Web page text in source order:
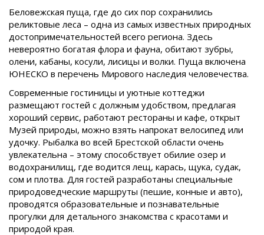
Беловежская пуща, где до сих пор сохранились
реликтовые леса – одна из самых известных природных
достопримечательностей всего региона. Здесь
невероятно богатая флора и фауна, обитают зубры,
олени, кабаны, косули, лисицы и волки. Пуща включена
ЮНЕСКО в перечень Мирового наследия человечества.
Современные гостиницы и уютные коттеджи
размещают гостей с должным удобством, предлагая
хороший сервис, работают рестораны и кафе, открыт
Музей природы, можно взять напрокат велосипед или
удочку. Рыбалка во всей Брестской области очень
увлекательна – этому способствует обилие озер и
водохранилищ, где водится лещ, карась, щука, судак,
сом и плотва. Для гостей разработаны специальные
природоведческие маршруты (пешие, конные и авто),
проводятся образовательные и познавательные
прогулки для детального знакомства с красотами и
природой края.